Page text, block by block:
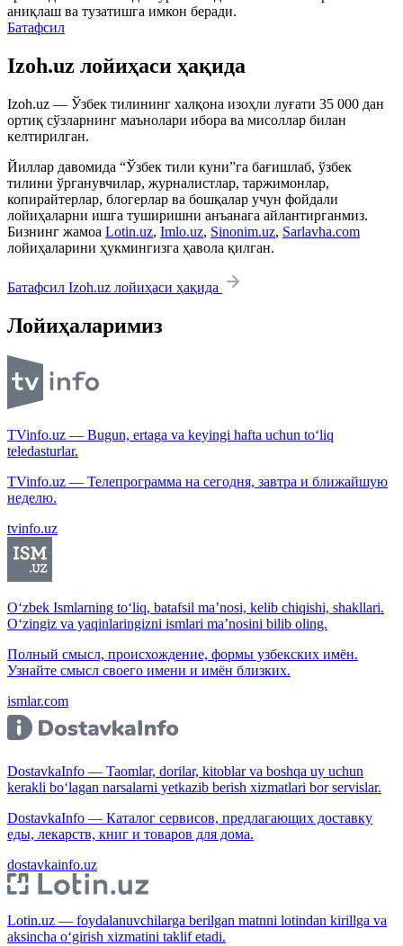
аниқлаш ва тузатишга имкон беради.
Батафсил
Izoh.uz лойиҳаси ҳақида
Izoh.uz — Ўзбек тилининг халқона изоҳли луғати 35 000 дан
ортиқ сўзларнинг маънолари ибора ва мисоллар билан
келтирилган.
Йиллар давомида “Ўзбек тили куни”га бағишлаб, ўзбек
тилини ўрганувчилар, журналистлар, таржимонлар,
копирайтерлар, блогерлар ва бошқалар учун фойдали
лойиҳаларни ишга туширишни анъанага айлантирганмиз.
Бизнинг жамоа Lotin.uz, Imlo.uz, Sinonim.uz, Sarlavha.com
лойиҳаларини ҳукмингизга ҳавола қилган.
Батафсил Izoh.uz лойиҳаси ҳақида
Лойиҳаларимиз
TVinfo.uz — Bugun, ertaga va keyingi hafta uchun to‘liq
teledasturlar.
TVinfo.uz — Телепрограмма на сегодня, завтра и ближайшую
неделю.
tvinfo.uz
O‘zbek Ismlarning to‘liq, batafsil ma’nosi, kelib chiqishi, shakllari.
O‘zingiz va yaqinlaringizni ismlari ma’nosini bilib oling.
Полный смысл, происхождение, формы узбекских имён.
Узнайте смысл своего имени и имён близких.
ismlar.com
DostavkaInfo — Taomlar, dorilar, kitoblar va boshqa uy uchun
kerakli bo‘lagan narsalarni yetkazib berish xizmatlari bor servislar.
DostavkaInfo — Каталог сервисов, предлагающих доставку
еды, лекарств, книг и товаров для дома.
dostavkainfo.uz
Lotin.uz — foydalanuvchilarga berilgan matnni lotindan kirillga va
aksincha o‘girish xizmatini taklif etadi.